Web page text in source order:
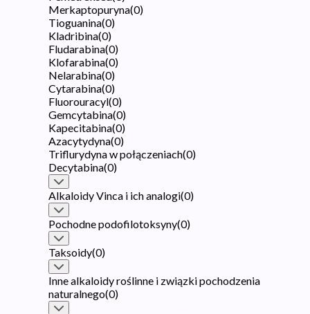
Merkaptopuryna(0)
Tioguanina(0)
Kladribina(0)
Fludarabina(0)
Klofarabina(0)
Nelarabina(0)
Cytarabina(0)
Fluorouracyl(0)
Gemcytabina(0)
Kapecitabina(0)
Azacytydyna(0)
Triflurydyna w połączeniach(0)
Decytabina(0)
Alkaloidy Vinca i ich analogi(0)
Pochodne podofilotoksyny(0)
Taksoidy(0)
Inne alkaloidy roślinne i związki pochodzenia
naturalnego(0)